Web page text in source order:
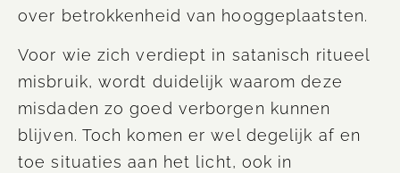
over betrokkenheid van hooggeplaatsten.
Voor wie zich verdiept in satanisch ritueel
misbruik, wordt duidelijk waarom deze
misdaden zo goed verborgen kunnen
blijven. Toch komen er wel degelijk af en
toe situaties aan het licht, ook in